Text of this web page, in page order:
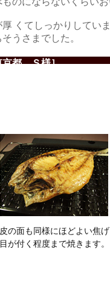
皮の面も同様にほどよい焦げ
目が付く程度まで焼きます。